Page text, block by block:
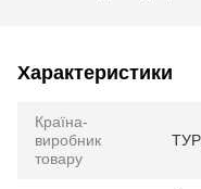
Характеристики
Країна-
виробник
товару